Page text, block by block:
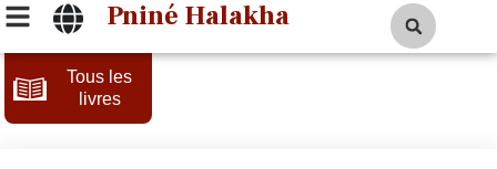
Pniné Halakha
Tous les
livres